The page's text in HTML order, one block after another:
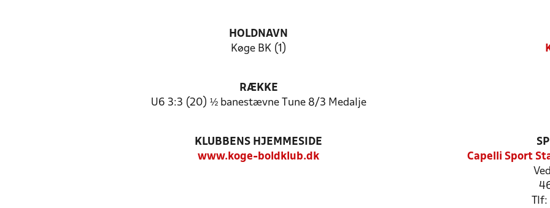
HOLDNAVN
Køge BK (1)
RÆKKE
U6 3:3 (20) ½ banestævne Tune 8/3 Medalje
KLUBBENS HJEMMESIDE
www.koge-boldklub.dk
Capelli Sport